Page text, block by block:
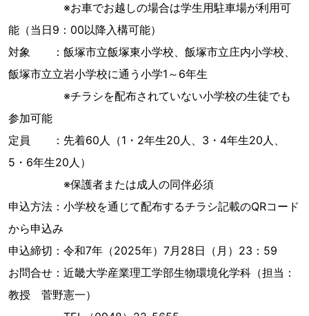
※お車でお越しの場合は学生用駐車場が利用可
能（当日9：00以降入構可能）
対象 ：飯塚市立飯塚東小学校、飯塚市立庄内小学校、
飯塚市立立岩小学校に通う小学1～6年生
※チラシを配布されていない小学校の生徒でも
参加可能
定員 ：先着60人（1・2年生20人、3・4年生20人、
5・6年生20人）
※保護者または成人の同伴必須
申込方法：小学校を通じて配布するチラシ記載のQRコード
から申込み
申込締切：令和7年（2025年）7月28日（月）23：59
お問合せ：近畿大学産業理工学部生物環境化学科（担当：
教授 菅野憲一）